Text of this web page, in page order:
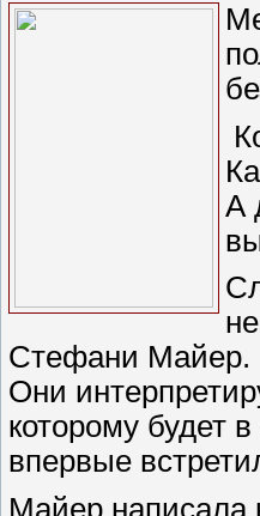
А
Стефани Майер.
Они
которому будет
впервые
Майер написала